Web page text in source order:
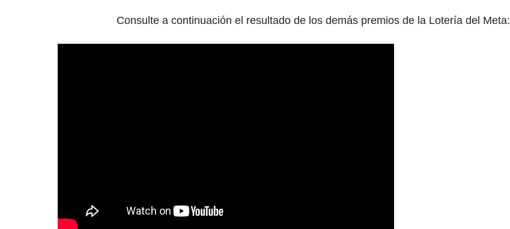
Consulte a continuación el resultado de los demás premios de la Lotería del Meta: